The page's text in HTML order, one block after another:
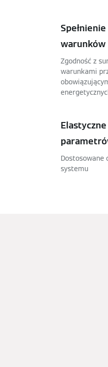
warunków
Zgodność z
warunkami
Dostosowane
systemu